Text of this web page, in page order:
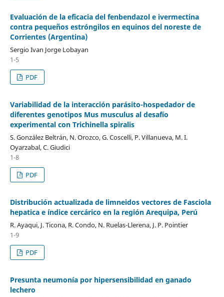
Evaluación de la eficacia del fenbendazol e ivermectina
contra pequeños estróngilos en equinos del noreste de
Corrientes (Argentina)
Sergio Ivan Jorge Lobayan
1-5
PDF
Variabilidad de la interacción parásito-hospedador de
diferentes genotipos Mus musculus al desafío
experimental con Trichinella spiralis
S. González Beltrán, N. Orozco, G. Coscelli, P. Villanueva, M. I.
Oyarzabal, C. Giudici
1-8
PDF
Distribución actualizada de limneidos vectores de Fasciola
hepatica e índice cercárico en la región Arequipa, Perú
R. Ayaqui, J. Ticona, R. Condo, N. Ruelas-Llerena, J. P. Pointier
1-9
PDF
Presunta neumonía por hipersensibilidad en ganado
lechero